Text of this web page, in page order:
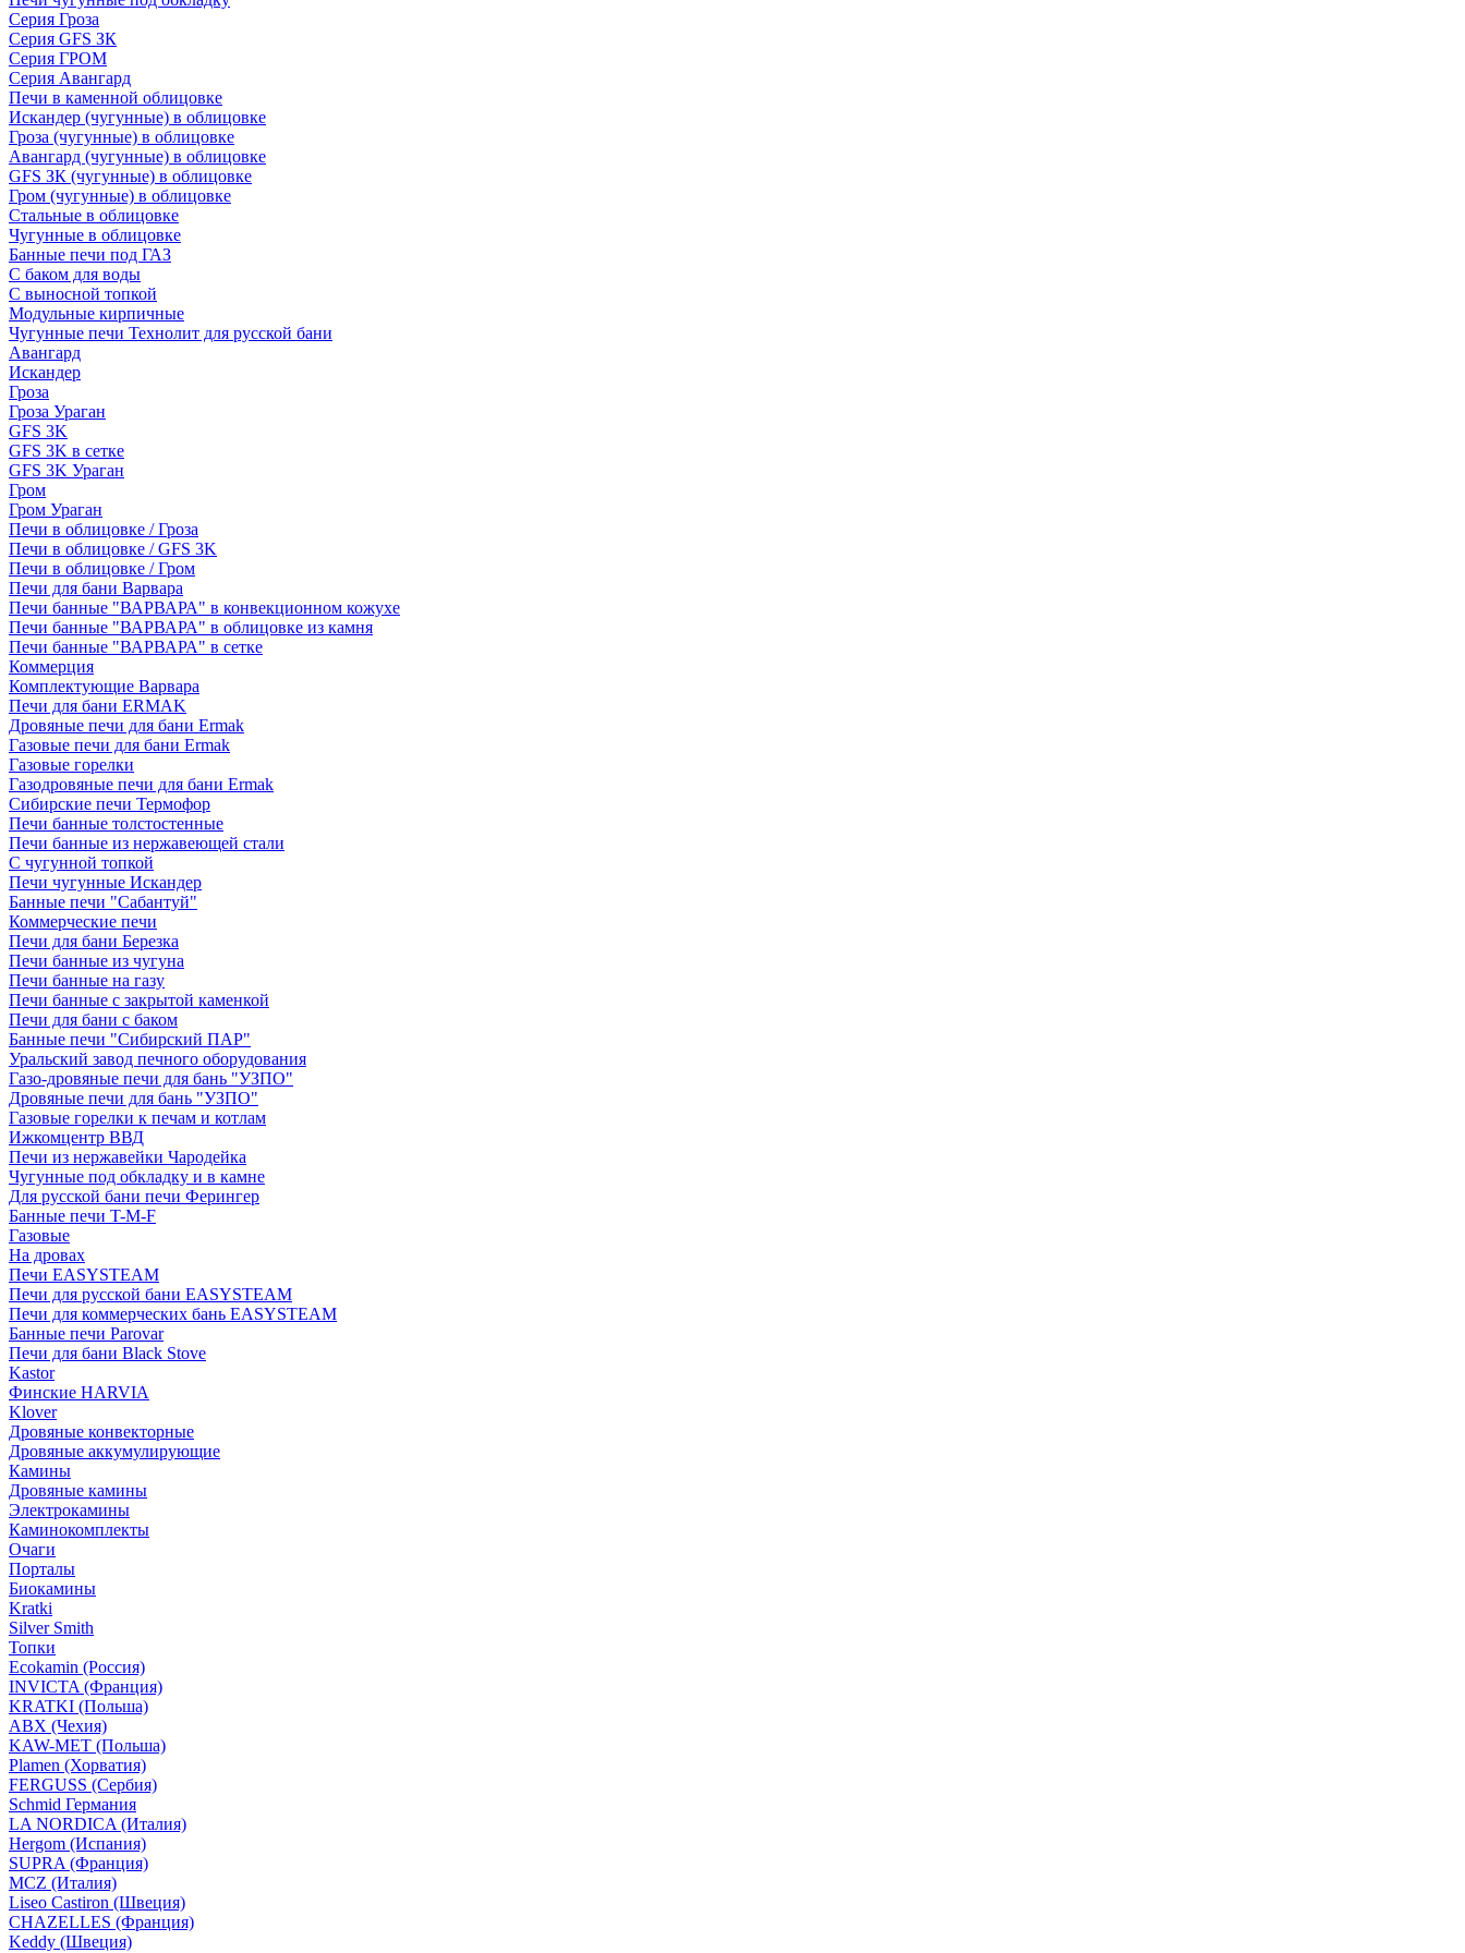
Серия Гроза
Серия GFS ЗК
Серия ГРОМ
Серия Авангард
Печи в каменной облицовке
Искандер (чугунные) в облицовке
Гроза (чугунные) в облицовке
Авангард (чугунные) в облицовке
GFS ЗК (чугунные) в облицовке
Гром (чугунные) в облицовке
Стальные в облицовке
Чугунные в облицовке
Банные печи под ГАЗ
С баком для воды
С выносной топкой
Модульные кирпичные
Чугунные печи Технолит для русской бани
Авангард
Искандер
Гроза
Гроза Ураган
GFS 3K
GFS 3K в сетке
GFS 3K Ураган
Гром
Гром Ураган
Печи в облицовке / Гроза
Печи в облицовке / GFS 3K
Печи в облицовке / Гром
Печи для бани Варвара
Печи банные "ВАРВАРА" в конвекционном кожухе
Печи банные "ВАРВАРА" в облицовке из камня
Печи банные "ВАРВАРА" в сетке
Коммерция
Комплектующие Варвара
Печи для бани ERMAK
Дровяные печи для бани Ermak
Газовые печи для бани Ermak
Газовые горелки
Газодровяные печи для бани Ermak
Сибирские печи Термофор
Печи банные толстостенные
Печи банные из нержавеющей стали
С чугунной топкой
Печи чугунные Искандер
Банные печи "Сабантуй"
Коммерческие печи
Печи для бани Березка
Печи банные из чугуна
Печи банные на газу
Печи банные с закрытой каменкой
Печи для бани с баком
Банные печи "Сибирский ПАР"
Уральский завод печного оборудования
Газо-дровяные печи для бань "УЗПО"
Дровяные печи для бань "УЗПО"
Газовые горелки к печам и котлам
Ижкомцентр ВВД
Печи из нержавейки Чародейка
Чугунные под обкладку и в камне
Для русской бани печи Ферингер
Банные печи T-M-F
Газовые
На дровах
Печи EASYSTEAM
Печи для русской бани EASYSTEAM
Печи для коммерческих бань EASYSTEAM
Банные печи Parovar
Печи для бани Black Stove
Kastor
Финские HARVIA
Klover
Дровяные конвекторные
Дровяные аккумулирующие
Камины
Дровяные камины
Электрокамины
Каминокомплекты
Очаги
Порталы
Биокамины
Kratki
Silver Smith
Топки
Ecokamin (Россия)
INVICTA (Франция)
KRATKI (Польша)
ABX (Чехия)
KAW-MET (Польша)
Plamen (Хорватия)
FERGUSS (Сербия)
Schmid Германия
LA NORDICA (Италия)
Hergom (Испания)
SUPRA (Франция)
MCZ (Италия)
Liseo Castiron (Швеция)
CHAZELLES (Франция)
Keddy (Швеция)